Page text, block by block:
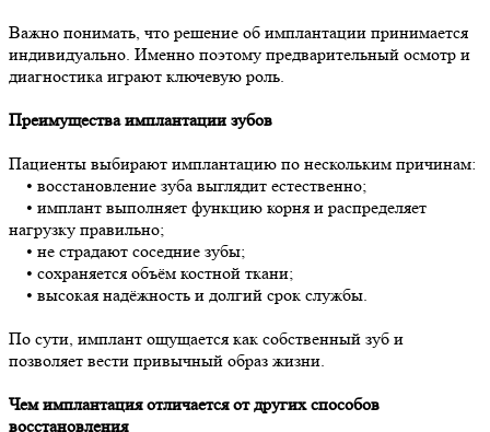
Важно понимать, что решение об имплантации принимается
индивидуально. Именно поэтому предварительный осмотр и
диагностика играют ключевую роль.
Преимущества имплантации зубов
Пациенты выбирают имплантацию по нескольким причинам:
• восстановление зуба выглядит естественно;
• имплант выполняет функцию корня и распределяет
нагрузку правильно;
• не страдают соседние зубы;
• сохраняется объём костной ткани;
• высокая надёжность и долгий срок службы.
По сути, имплант ощущается как собственный зуб и
позволяет вести привычный образ жизни.
Чем имплантация отличается от других способов
восстановления